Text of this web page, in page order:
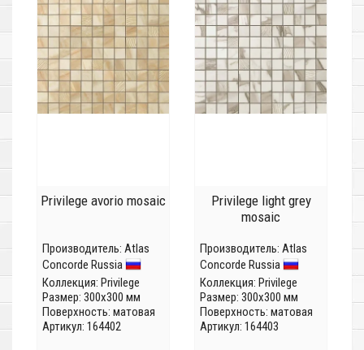
Privilege avorio mosaic
Производитель: Atlas
Concorde Russia
Коллекция: Privilege
Размер: 300x300 мм
Поверхность: матовая
Артикул: 164402
Privilege light grey
mosaic
Производитель: Atlas
Concorde Russia
Коллекция: Privilege
Размер: 300x300 мм
Поверхность: матовая
Артикул: 164403